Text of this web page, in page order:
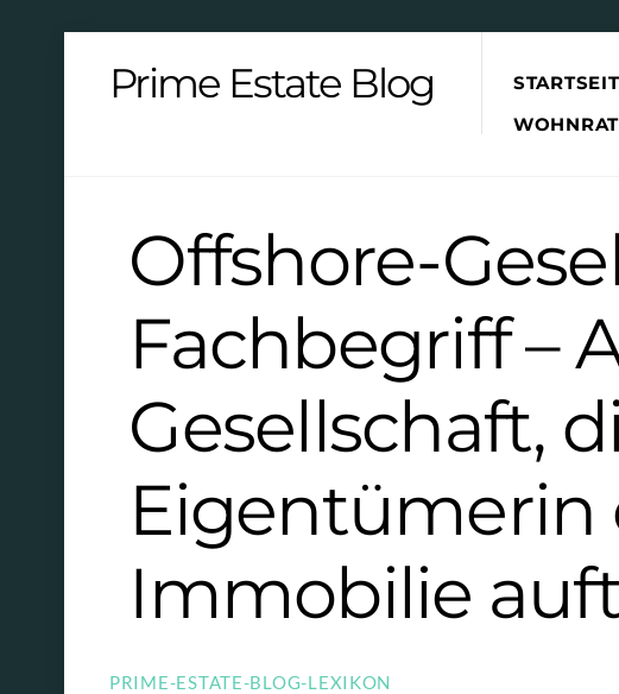
Prime Estate Blog
Offshore-
Fachbegriff –
Gesellschaft,
Eigentümerin
Immobilie
PRIME-ESTATE-BLOG-LEXIKON